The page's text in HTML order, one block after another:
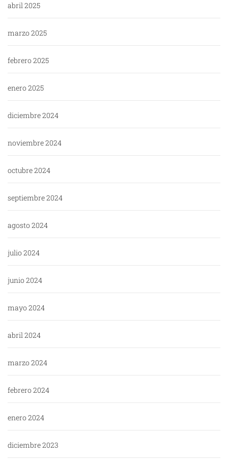
abril 2025
marzo 2025
febrero 2025
enero 2025
diciembre 2024
noviembre 2024
octubre 2024
septiembre 2024
agosto 2024
julio 2024
junio 2024
mayo 2024
abril 2024
marzo 2024
febrero 2024
enero 2024
diciembre 2023